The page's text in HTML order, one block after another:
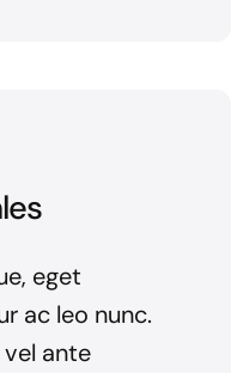
eget
ac leo nunc.
ante